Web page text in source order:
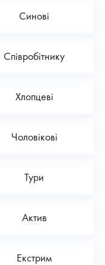
Синові
Співробітнику
Хлопцеві
Чоловікові
Тури
Актив
Екстрим